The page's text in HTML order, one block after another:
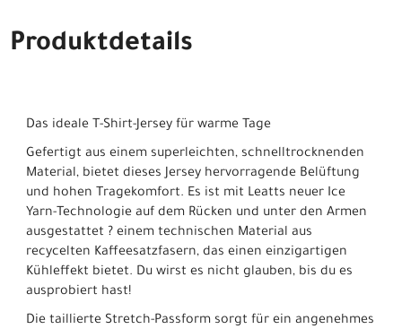
Produktdetails
Das ideale T-Shirt-Jersey für warme Tage
Gefertigt aus einem superleichten, schnelltrocknenden
Material, bietet dieses Jersey hervorragende Belüftung
und hohen Tragekomfort. Es ist mit Leatts neuer Ice
Yarn-Technologie auf dem Rücken und unter den Armen
ausgestattet ? einem technischen Material aus
recycelten Kaffeesatzfasern, das einen einzigartigen
Kühleffekt bietet. Du wirst es nicht glauben, bis du es
ausprobiert hast!
Die taillierte Stretch-Passform sorgt für ein angenehmes